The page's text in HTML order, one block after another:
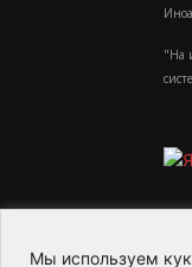
Мы используем
"На